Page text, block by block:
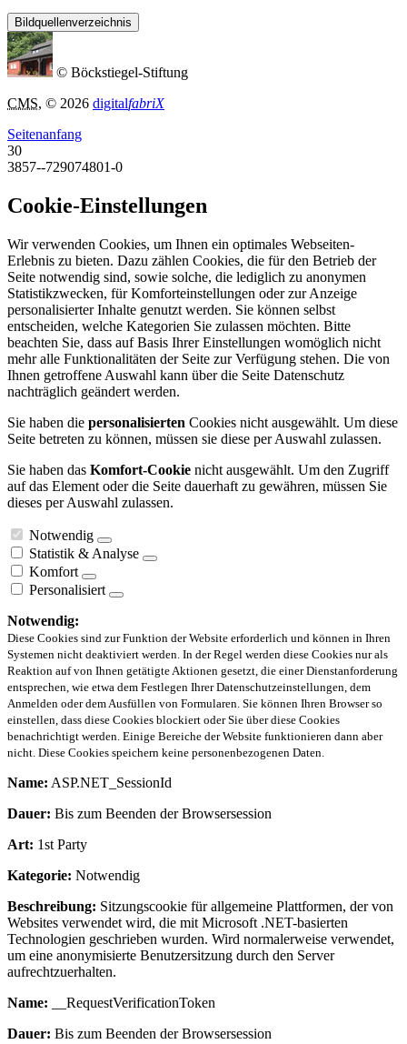
Bildquellenverzeichnis
© Böckstiegel-Stiftung
CMS, © 2026 digitalfabriX
Seitenanfang
30
3857--729074801-0
Cookie-Einstellungen
Wir verwenden Cookies, um Ihnen ein optimales Webseiten-
Erlebnis zu bieten. Dazu zählen Cookies, die für den Betrieb der
Seite notwendig sind, sowie solche, die lediglich zu anonymen
Statistikzwecken, für Komforteinstellungen oder zur Anzeige
personalisierter Inhalte genutzt werden. Sie können selbst
entscheiden, welche Kategorien Sie zulassen möchten. Bitte
beachten Sie, dass auf Basis Ihrer Einstellungen womöglich nicht
mehr alle Funktionalitäten der Seite zur Verfügung stehen. Die von
Ihnen getroffene Auswahl kann über die Seite Datenschutz
nachträglich geändert werden.
Sie haben die personalisierten Cookies nicht ausgewählt. Um diese
Seite betreten zu können, müssen sie diese per Auswahl zulassen.
Sie haben das Komfort-Cookie nicht ausgewählt. Um den Zugriff
auf das Element oder die Seite dauerhaft zu gewähren, müssen Sie
dieses per Auswahl zulassen.
Notwendig
Statistik & Analyse
Komfort
Personalisiert
Notwendig:
Diese Cookies sind zur Funktion der Website erforderlich und können in Ihren
Systemen nicht deaktiviert werden. In der Regel werden diese Cookies nur als
Reaktion auf von Ihnen getätigte Aktionen gesetzt, die einer Dienstanforderung
entsprechen, wie etwa dem Festlegen Ihrer Datenschutzeinstellungen, dem
Anmelden oder dem Ausfüllen von Formularen. Sie können Ihren Browser so
einstellen, dass diese Cookies blockiert oder Sie über diese Cookies
benachrichtigt werden. Einige Bereiche der Website funktionieren dann aber
nicht. Diese Cookies speichern keine personenbezogenen Daten.
Name: ASP.NET_SessionId
Dauer: Bis zum Beenden der Browsersession
Art: 1st Party
Kategorie: Notwendig
Beschreibung: Sitzungscookie für allgemeine Plattformen, der von
Websites verwendet wird, die mit Microsoft .NET-basierten
Technologien geschrieben wurden. Wird normalerweise verwendet,
um eine anonymisierte Benutzersitzung durch den Server
aufrechtzuerhalten.
Name: __RequestVerificationToken
Dauer: Bis zum Beenden der Browsersession